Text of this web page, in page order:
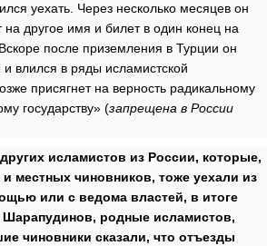
уехать. Через несколько месяцев он
другое имя и билет в один конец на
после приземления в Турции он
влился в ряды исламистской
присягнет на верность радикальному
государству» (запрещена в России
исламистов из России, которые,
местных чиновников, тоже уехали из
или с ведома властей, в итоге
родные исламистов,
чиновники сказали, что отъезды